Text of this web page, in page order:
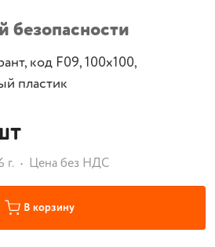
безопасности
код F09, 100х100,
пластик
г. Цена без НДС
В корзину